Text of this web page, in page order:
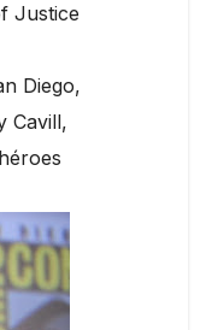
Justice
Diego,
Cavill,